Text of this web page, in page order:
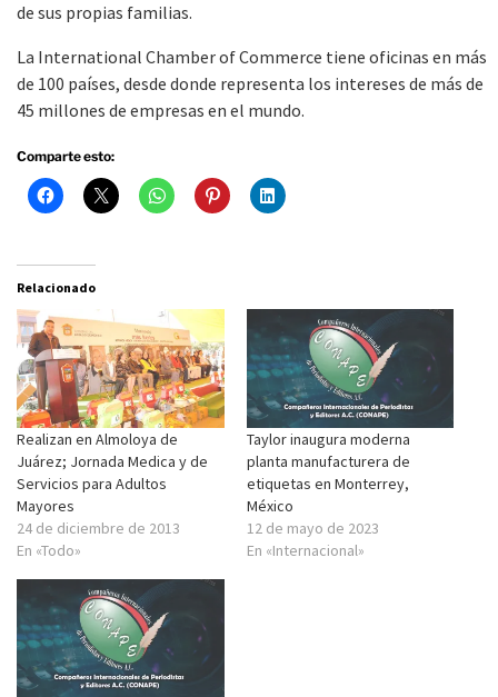
de sus propias familias.
La International Chamber of Commerce tiene oficinas en más
de 100 países, desde donde representa los intereses de más de
45 millones de empresas en el mundo.
Comparte esto:
Relacionado
Realizan en Almoloya de
Juárez; Jornada Medica y de
Servicios para Adultos
Mayores
24 de diciembre de 2013
En «Todo»
Taylor inaugura moderna
planta manufacturera de
etiquetas en Monterrey,
México
12 de mayo de 2023
En «Internacional»